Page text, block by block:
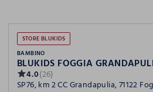
STORE BLUKIDS
BAMBINO
BLUKIDS FOGGIA
4.0(26)
SP76, km 2 CC Grandapulia, 71122